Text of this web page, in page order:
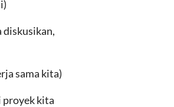
diskusikan,
sama kita)
proyek kita